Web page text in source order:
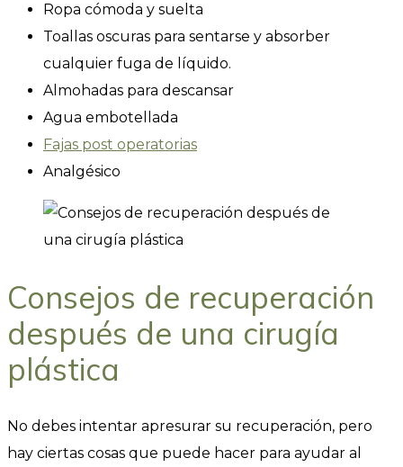
Ropa cómoda y suelta
Toallas oscuras para sentarse y absorber
cualquier fuga de líquido.
Almohadas para descansar
Agua embotellada
Fajas post operatorias
Analgésico
Consejos de recuperación
después de una cirugía
plástica
No debes intentar apresurar su recuperación, pero
hay ciertas cosas que puede hacer para ayudar al